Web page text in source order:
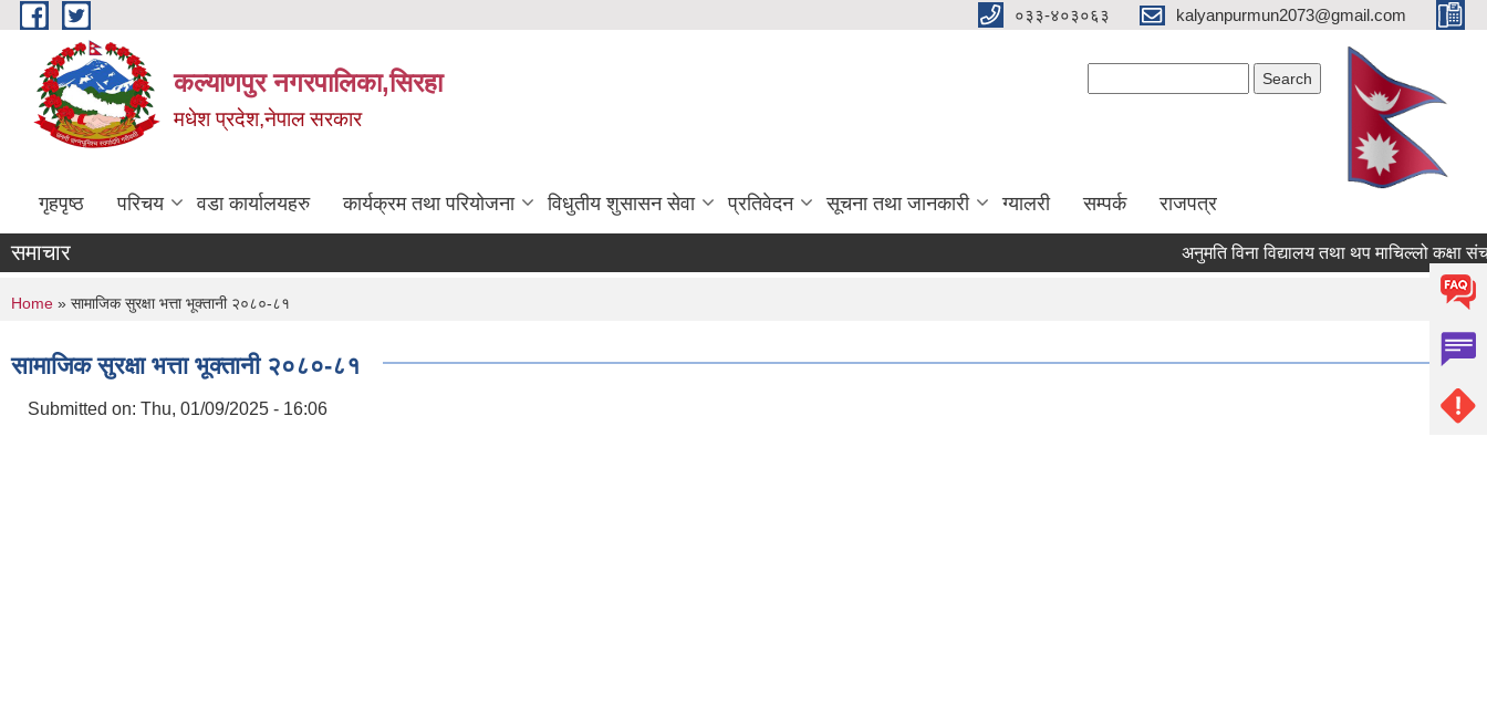
Skip to main content ०३३-४०३०६३ kalyanpurmun2073@gmail.com
कल्याणपुर नगरपालिका,सिरहा
मधेश प्रदेश,नेपाल सरकार
गृहपृष्ठ परिचय वडा कार्यालयहरु कार्यक्रम तथा परियोजना विधुतीय शुसासन सेवा प्रतिवेदन सूचना तथा जानकारी ग्यालरी सम्पर्क राजपत्र
समाचार अनुमति विना विद्यालय तथा थप माचिल्लो कक्षा
You are here
Home » सामाजिक सुरक्षा भत्ता भूक्तानी २०८०-८१
सामाजिक सुरक्षा भत्ता भूक्तानी २०८०-८१
Submitted on: Thu, 01/09/2025 - 16:06